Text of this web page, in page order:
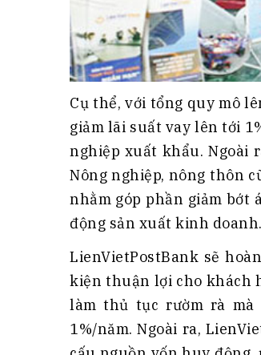
Cụ thể, với tổng quy mô
giảm lãi suất vay lên tới
nghiệp xuất khẩu. Ngoài
Nông nghiệp, nông thôn
nhằm góp phần giảm bớt
động sản xuất kinh doanh.
LienVietPostBank sẽ
kiện thuận lợi cho khách
làm thủ tục rườm rà
1%/năm. Ngoài ra,